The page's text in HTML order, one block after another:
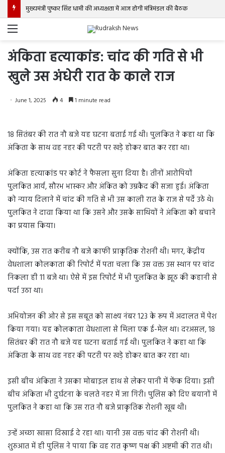
मुख्यमंत्री पुष्कर सिंह धामी की अध्यक्षता में आज होगी मंत्रिमंडल की बैठक
Menu
अंकिता हत्याकांड: चांद की गति से भी
खुले उस अंधेरी रात के काले राज
June 1, 2025 4 1 minute read
18 सितंबर की रात नौ बजे यह घटना बताई गई थी। पुलकित ने कहा था कि
अंकिता के साथ वह नहर की पटरी पर खड़े होकर बात कर रहा था।
अंकिता हत्याकांड पर कोर्ट ने फैसला सुना दिया है। तीनों आरोपियों
पुलकित आर्य, सौरभ भास्कर और अंकित को उम्रकैद की सजा हुई। अंकिता
को न्याय दिलाने में चांद की गति से भी उस काली रात के राज से पर्दे उठे थे।
पुलकित ने दावा किया था कि उसने और उसके साथियों ने अंकिता को बचाने
का प्रयास किया।
क्योंकि, उस रात करीब नौ बजे काफी प्राकृतिक रोशनी थी। मगर, केंद्रीय
वेधशाला कोलकाता की रिपोर्ट में पता चला कि उस वक्त उस स्थान पर चांद
निकला ही 11 बजे था। ऐसे में इस रिपोर्ट में भी पुलकित के झूठ की कहानी से
पर्दा उठा था।
अभियोजन की ओर से इस सबूत को साक्ष्य नंबर 123 के रूप में अदालत में पेश
किया गया। यह कोलकाता वेधशाला से मिला एक ई-मेल था। दरअसल, 18
सितंबर की रात नौ बजे यह घटना बताई गई थी। पुलकित ने कहा था कि
अंकिता के साथ वह नहर की पटरी पर खड़े होकर बात कर रहा था।
इसी बीच अंकिता ने उसका मोबाइल हाथ से लेकर पानी में फेंक दिया। इसी
बीच अंकिता भी दुर्घटना के चलते नहर में जा गिरी। पुलिस को दिए बयानों में
पुलकित ने कहा था कि उस रात नौ बजे प्राकृतिक रोशनी खूब थी।
उन्हें अच्छा खासा दिखाई दे रहा था। यानी उस वक्त चांद की रोशनी थी।
शुरुआत में ही पुलिस ने पाया कि वह रात कृष्ण पक्ष की अष्टमी की रात थी।